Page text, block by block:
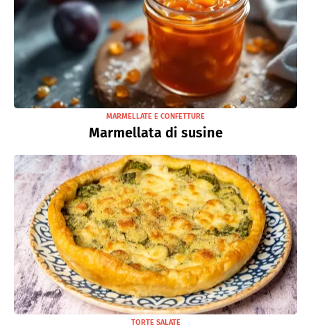
MARMELLATE E CONFETTURE
Marmellata di susine
TORTE SALATE